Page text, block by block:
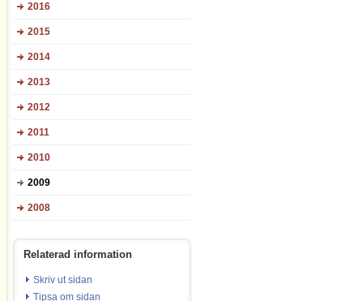
2016
2015
2014
2013
2012
2011
2010
2009
2008
Relaterad information
Skriv ut sidan
Tipsa om sidan